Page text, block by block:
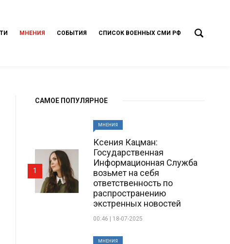
МНЕНИЯ СОБЫТИЯ СПИСОК ВОЕННЫХ СМИ РФ
САМОЕ ПОПУЛЯРНОЕ
МНЕНИЯ
Ксения Кацман:
Государственная
Информационная Служба
возьмет на себя
ответственность по
распространению
экстренных новостей
00:46 | 18-07-2025
1
МНЕНИЯ